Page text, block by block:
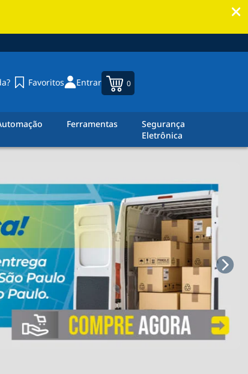
Favoritos Entrar 0
Ferramentas
Segurança
Eletrônica